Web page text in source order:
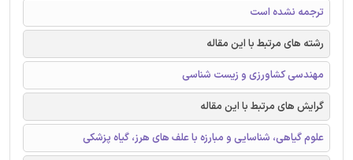
ترجمه نشده است
رشته های مرتبط با این مقاله
مهندسی کشاورزی و زیست شناسی
گرایش های مرتبط با این مقاله
علوم گیاهی، شناسایی و مبارزه با علف های هرز، گیاه پزشکی